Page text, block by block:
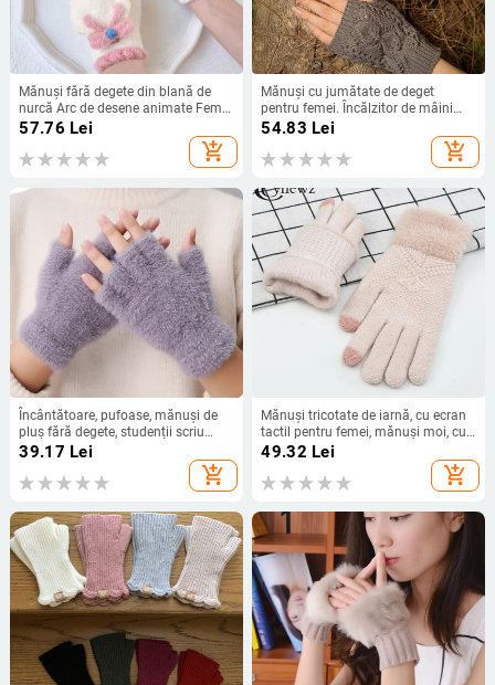
Mănuși fără degete din blană de
nurcă Arc de desene animate Femei
drăguțe care tricotează lână
Mănuși cu jumătate de deget Elevi
Kawaii Fată Mănuși de iarnă T159
57.76 Lei
add_shopping_cart
Mănuși cu jumătate de deget
pentru femei. Încălzitor de mâini
elegant, iarnă pentru braț pentru
femei, tricotat cu croșetat, mănuși
de lână artificială, mănuși calde
54.83 Lei
add_shopping_cart
Încântătoare, pufoase, mănuși de
pluș fără degete, studenții scriu
femei, nurcă moale, iarnă, calde, cu
jumătate de degete, mănuși pentru
fete, mănuși tricotate, Chris
39.17 Lei
add_shopping_cart
Mănuși tricotate de iarnă, cu ecran
tactil pentru femei, mănuși moi, cu
degete întregi, menține căldură,
mănuși de bază pentru încheietura
mâinii, mănuși pentru femei, în aer
49.32 Lei
add_shopping_cart